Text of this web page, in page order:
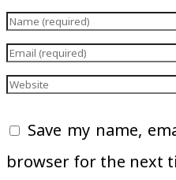
Save my name,
browser for the next